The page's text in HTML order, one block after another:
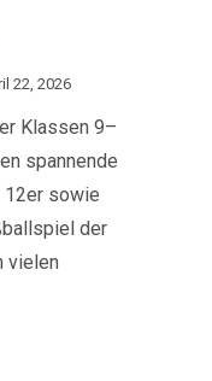
22, 2026
Klassen 9–
spannende
12er sowie
der
vielen